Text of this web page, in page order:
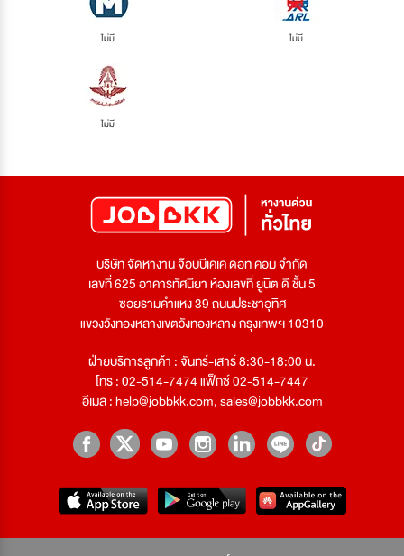
ไม่มี ไม่มี
ไม่มี
บริษัท จัดหางาน จ๊อบบีเคเค ดอท คอม จำกัด
เลขที่ 625 อาคารทัศนียา ห้องเลขที่ ยูนิต ดี ชั้น 5
ซอยรามคำแหง 39 ถนนประชาอุทิศ
แขวงวังทองหลางเขตวังทองหลาง กรุงเทพฯ 10310
ฝ่ายบริการลูกค้า : จันทร์-เสาร์ 8:30-18:00 น.
โทร : 02-514-7474 แฟ็กซ์ 02-514-7447
อีเมล :help@jobbkk.com,sales@jobbkk.com